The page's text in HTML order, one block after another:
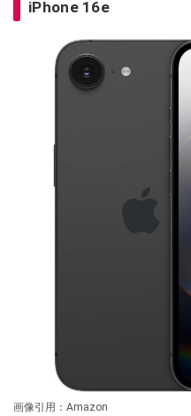
iPhone 16e
画像引用：Amazon